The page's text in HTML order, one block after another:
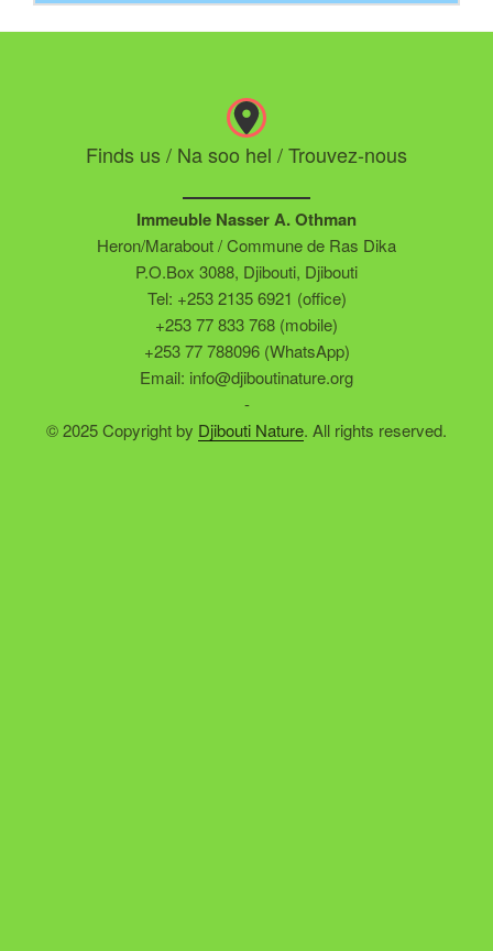
Finds us / Na soo hel / Trouvez-nous
Immeuble Nasser A. Othman
Heron/Marabout / Commune de Ras Dika
P.O.Box 3088, Djibouti, Djibouti
Tel: +253 2135 6921 (office)
+253 77 833 768 (mobile)
+253 77 788096 (WhatsApp)
Email: info@djiboutinature.org
-
© 2025 Copyright by Djibouti Nature. All rights reserved.